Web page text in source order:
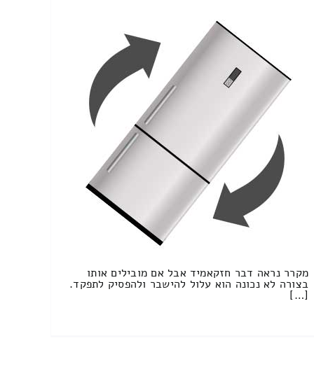
מקרר נראה דבר חזקאמיד אבל אם מובילים אותו
בצורה לא נכונה הוא עלול להישבר ולהפסיק לתפקד.
[…]